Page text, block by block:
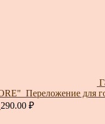
для
290.00 ₽